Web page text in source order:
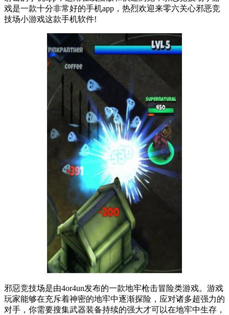
戏是一款十分非常好的手机app，热烈欢迎来零六关心邪恶竞
技场小游戏这款手机软件!
邪惡竞技场是由4or4un发布的一款地牢枪击冒险类游戏。游戏
玩家能够在充斥着神密的地牢中逐渐探险，应对诸多超强力的
对手，你需要搜集武器装备持续的强大才可以在地牢中生存，